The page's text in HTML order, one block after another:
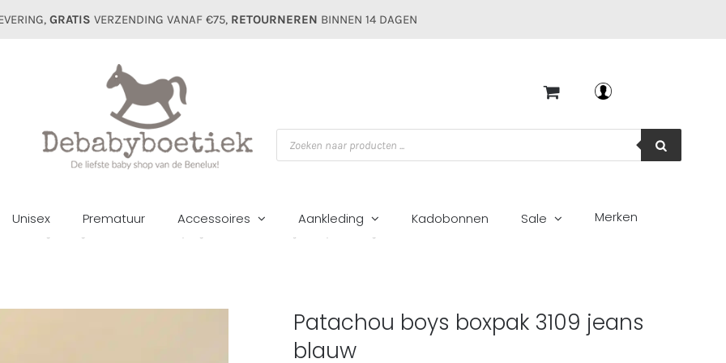
GRATIS VERZENDING VANAF €75, RETOURNEREN BINNEN 14 DAGEN
Producten
zoeken
Unisex Prematuur Accessoires Aankleding Kadobonnen Sale Merken
Patachou boys boxpak 3109 jeans
blauw